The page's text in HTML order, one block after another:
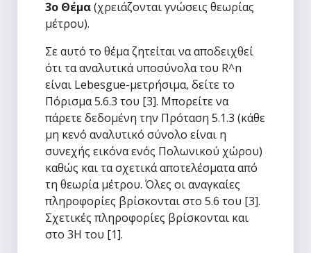
3ο Θέμα(χρειάζονται γνώσεις θεωρίας
μέτρου).
Σε αυτό το θέμα ζητείται να αποδειχθεί
ότι τα αναλυτικά υποσύνολα του R^n
είναι Lebesgue-μετρήσιμα, δείτε το
Πόρισμα 5.6.3 του [3]. Μπορείτε να
πάρετε δεδομένη την Πρόταση 5.1.3 (κάθε
μη κενό αναλυτικό σύνολο είναι η
συνεχής εικόνα ενός Πολωνικού χώρου)
καθώς και τα σχετικά αποτελέσματα από
τη θεωρία μέτρου. Όλες οι αναγκαίες
πληροφορίες βρίσκονται στο 5.6 του [3].
Σχετικές πληροφορίες βρίσκονται και
στο 3H του [1].